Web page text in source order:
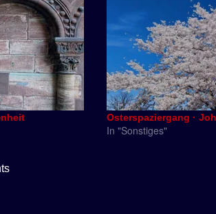
Osterspaziergang ·
In "Sonstiges"